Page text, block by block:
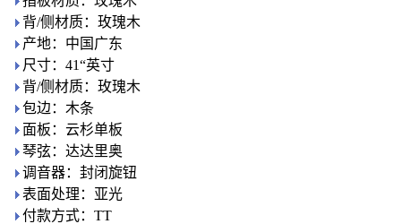
背/侧材质：玫瑰木
产地：中国广东
尺寸：41“英寸
背/侧材质：玫瑰木
包边：木条
面板：云杉单板
琴弦：达达里奥
调音器：封闭旋钮
表面处理：亚光
付款方式：TT